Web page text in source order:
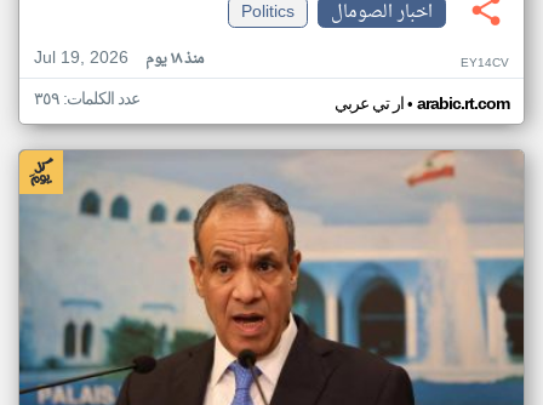
اخبار الصومال
Politics
Jul 19, 2026
منذ ١٨ يوم EY14CV
ار تي عربي• arabic.rt.com عدد الكلمات: ٣٥٩